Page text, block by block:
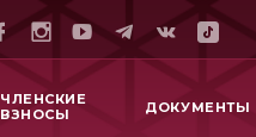
ЧЛЕНСКИЕ
ВЗНОСЫ
ДОКУМЕНТЫ